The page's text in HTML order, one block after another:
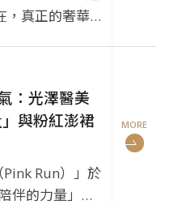
真正的奢華保
：光澤醫美
與粉紅澎裙
Run）」於
伴的力量」號
MORE